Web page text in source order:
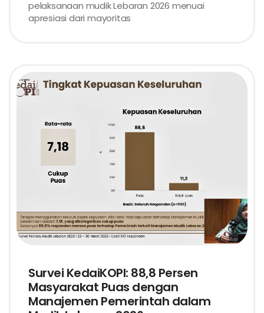
pelaksanaan mudik Lebaran 2026 menuai
apresiasi dari mayoritas
Survei KedaiKOPI: 88,8 Persen
Masyarakat Puas dengan
Manajemen Pemerintah dalam